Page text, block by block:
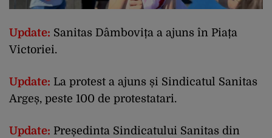
Update: Sanitas Dâmbovița a ajuns în Piața
Victoriei.
Update: La protest a ajuns și Sindicatul Sanitas
Argeș, peste 100 de protestatari.
Update: Președinta Sindicatului Sanitas din